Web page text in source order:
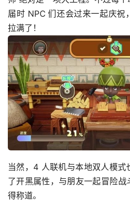
届时 NPC 们还会过来一起庆祝
拉满了！
当然，4 人联机与本地双人模式
了开黑属性，与朋友一起冒险战
得称道。